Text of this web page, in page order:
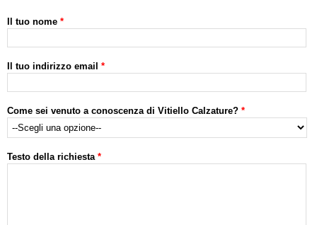
Il tuo nome *
Il tuo indirizzo email *
Come sei venuto a conoscenza di Vitiello Calzature? *
Testo della richiesta *